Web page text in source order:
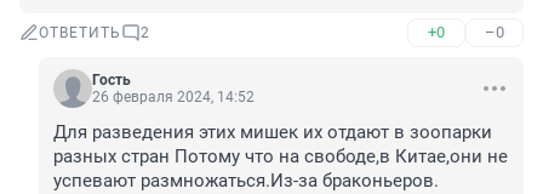
ОТВЕТИТЬ 2 +0 –0
Гость
26 февраля 2024, 14:52
Для разведения этих мишек их отдают в зоопарки
разных стран Потому что на свободе,в Китае,они не
успевают размножаться.Из-за браконьеров.